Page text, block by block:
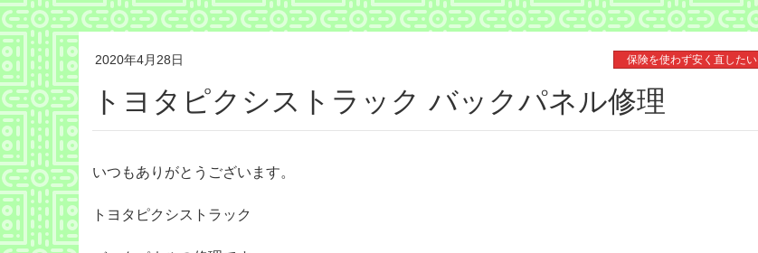
2020年4月28日 保険を使わず安く直したい
トヨタピクシストラック バックパネル修理
いつもありがとうございます。
トヨタピクシストラック